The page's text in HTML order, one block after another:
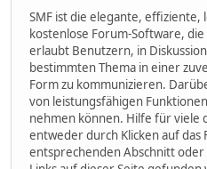
SMF ist die elegante, effiziente,
kostenlose Forum-Software,
erlaubt Benutzern, in
bestimmten Thema in einer
Form zu kommunizieren.
von leistungsfähigen
nehmen können. Hilfe für viele
entweder durch Klicken auf das
entsprechenden Abschnitt